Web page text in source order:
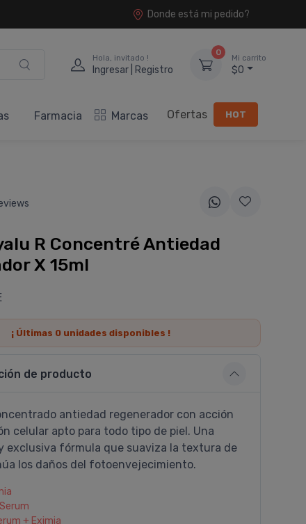
Donde está mi pedido?
Hola, invitado !
Ingresar | Registro
0
Mi carrito
$0
Farmacia Marcas Ofertas HOT
R Concentré Antiedad
X 15ml
¡ Últimas 0 unidades disponibles !
de producto
antiedad regenerador con acción
celular apto para todo tipo de piel. Una
exclusiva fórmula que suaviza la textura de
los daños del fotoenvejecimiento.
Serum
+ Eximia